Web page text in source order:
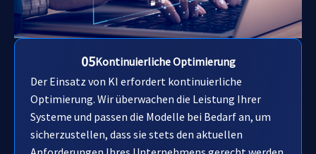
05Kontinuierliche Optimierung
Der Einsatz von KI erfordert kontinuierliche
Optimierung. Wir überwachen die Leistung Ihrer
Systeme und passen die Modelle bei Bedarf an, um
sicherzustellen, dass sie stets den aktuellen